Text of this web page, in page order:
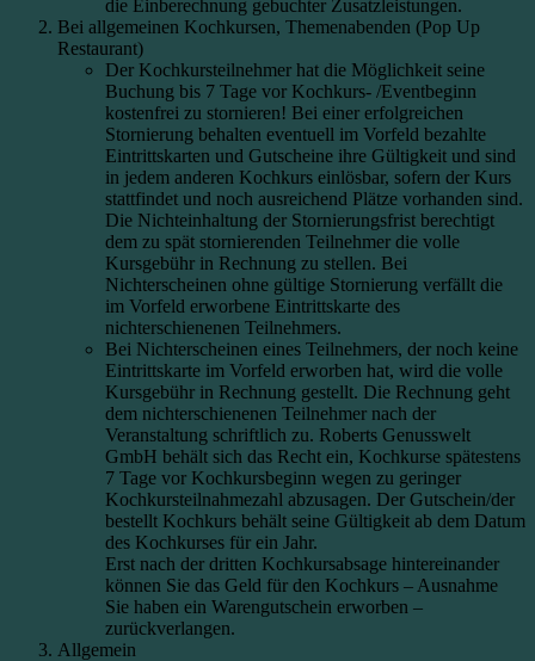
die Einberechnung gebuchter Zusatzleistungen.
Bei allgemeinen Kochkursen, Themenabenden (Pop Up
Restaurant)
Der Kochkursteilnehmer hat die Möglichkeit seine
Buchung bis 7 Tage vor Kochkurs- /Eventbeginn
kostenfrei zu stornieren! Bei einer erfolgreichen
Stornierung behalten eventuell im Vorfeld bezahlte
Eintrittskarten und Gutscheine ihre Gültigkeit und sind
in jedem anderen Kochkurs einlösbar, sofern der Kurs
stattfindet und noch ausreichend Plätze vorhanden sind.
Die Nichteinhaltung der Stornierungsfrist berechtigt
dem zu spät stornierenden Teilnehmer die volle
Kursgebühr in Rechnung zu stellen. Bei
Nichterscheinen ohne gültige Stornierung verfällt die
im Vorfeld erworbene Eintrittskarte des
nichterschienenen Teilnehmers.
Bei Nichterscheinen eines Teilnehmers, der noch keine
Eintrittskarte im Vorfeld erworben hat, wird die volle
Kursgebühr in Rechnung gestellt. Die Rechnung geht
dem nichterschienenen Teilnehmer nach der
Veranstaltung schriftlich zu. Roberts Genusswelt
GmbH behält sich das Recht ein, Kochkurse spätestens
7 Tage vor Kochkursbeginn wegen zu geringer
Kochkursteilnahmezahl abzusagen. Der Gutschein/der
bestellt Kochkurs behält seine Gültigkeit ab dem Datum
des Kochkurses für ein Jahr.
Erst nach der dritten Kochkursabsage hintereinander
können Sie das Geld für den Kochkurs – Ausnahme
Sie haben ein Warengutschein erworben –
zurückverlangen.
Allgemein